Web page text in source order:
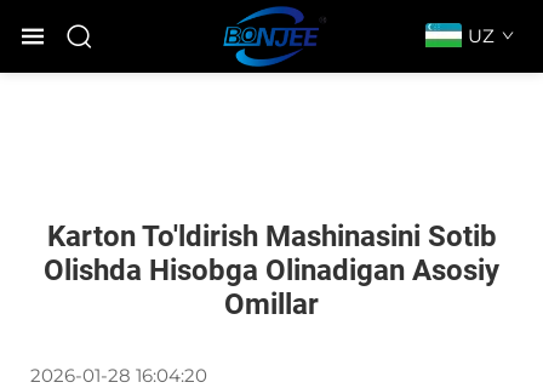
UZ
Karton To'ldirish Mashinasini Sotib
Olishda Hisobga Olinadigan Asosiy
Omillar
2026-01-28 16:04:20